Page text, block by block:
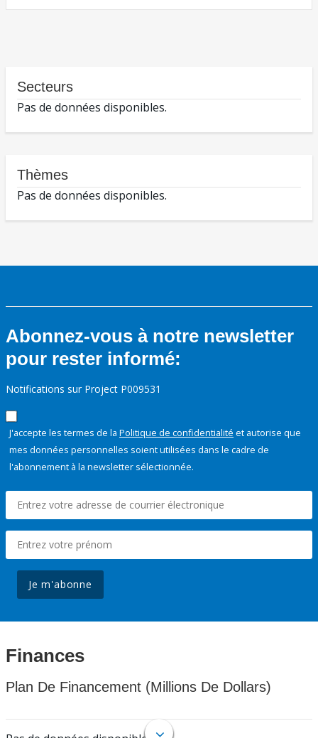
Secteurs
Pas de données disponibles.
Thèmes
Pas de données disponibles.
Abonnez-vous à notre newsletter
pour rester informé:
Notifications sur Project P009531
J'accepte les termes de la Politique de confidentialité et autorise que
mes données personnelles soient utilisées dans le cadre de
l'abonnement à la newsletter sélectionnée.
Je m'abonne
Finances
Plan De Financement (Millions De Dollars)